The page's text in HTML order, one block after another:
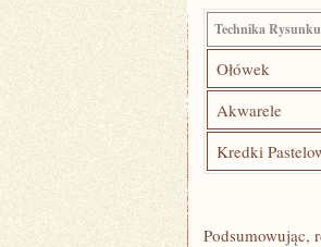
Technika Rysunku
Ołówek
Akwarele
Kredki
Podsumowując,